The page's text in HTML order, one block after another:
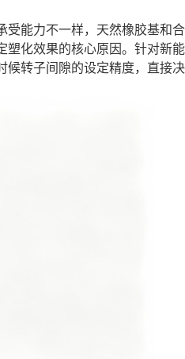
能力不一样，天然橡胶基和
化效果的核心原因。针对新
转子间隙的设定精度，直接